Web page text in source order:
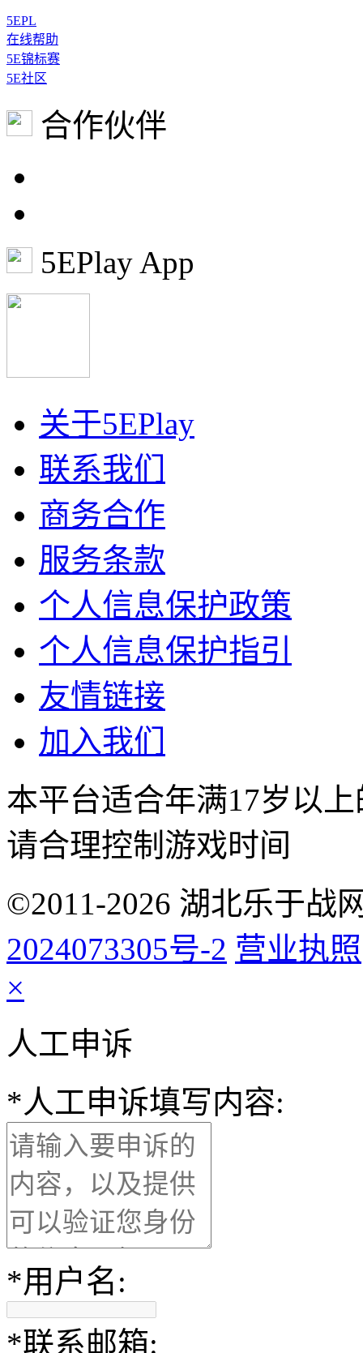
5EPL
在线帮助
5E锦标赛
5E社区
合作伙伴
5EPlay App
关于5EPlay
联系我们
商务合作
服务条款
个人信息保护政策
个人信息保护指引
友情链接
加入我们
本平台适合年满17岁以
请合理控制游戏时间
©2011-2026 湖北乐于战
2024073305号-2 营业执照
×
人工申诉
*人工申诉填写内容:
*用户名:
*联系邮箱: